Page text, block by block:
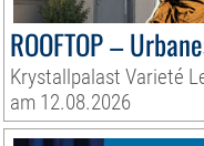
ROOFTOP –
Krystallpalast Varieté
am 12.08.2026